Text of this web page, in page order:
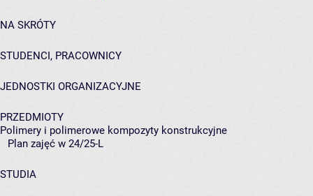
NA SKRÓTY
STUDENCI, PRACOWNICY
JEDNOSTKI ORGANIZACYJNE
PRZEDMIOTY
Polimery i polimerowe kompozyty konstrukcyjne
Plan zajęć w 24/25-L
STUDIA